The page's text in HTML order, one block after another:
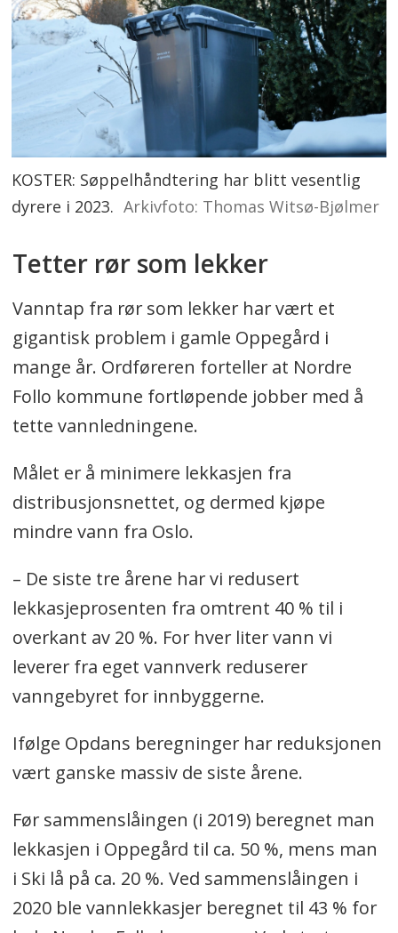
KOSTER: Søppelhåndtering har blitt vesentlig
dyrere i 2023. Arkivfoto: Thomas Witsø-Bjølmer
Tetter rør som lekker
Vanntap fra rør som lekker har vært et
gigantisk problem i gamle Oppegård i
mange år. Ordføreren forteller at Nordre
Follo kommune fortløpende jobber med å
tette vannledningene.
Målet er å minimere lekkasjen fra
distribusjonsnettet, og dermed kjøpe
mindre vann fra Oslo.
– De siste tre årene har vi redusert
lekkasjeprosenten fra omtrent 40 % til i
overkant av 20 %. For hver liter vann vi
leverer fra eget vannverk reduserer
vanngebyret for innbyggerne.
Ifølge Opdans beregninger har reduksjonen
vært ganske massiv de siste årene.
Før sammenslåingen (i 2019) beregnet man
lekkasjen i Oppegård til ca. 50 %, mens man
i Ski lå på ca. 20 %. Ved sammenslåingen i
2020 ble vannlekkasjer beregnet til 43 % for